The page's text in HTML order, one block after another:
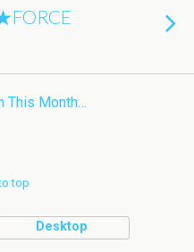
This Month…
top
Desktop